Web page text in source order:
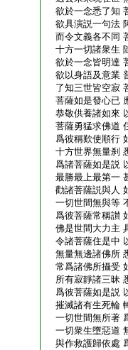
欲於一念悉了知
欲具演説一句法
而令文義各不同
十方一切諸衆生
欲於一念皆明達
欲以身語及意業
了知三世皆空寂
菩薩如是發心已
恭敬供養諸如來
菩薩勇猛求佛道
爲彼稱歎使順行
十方世界無量刹
爲諸菩薩如是説
最勝最上最第一
勸諸菩薩説與人
一切世間無與等
爲彼菩薩常稱讃
佛是世間大力主
令諸菩薩住是中
無量無邊諸佛所
常爲諸佛所攝受
所有寂靜諸三昧
爲彼菩薩如是説
摧滅諸有生死輪
一切世間無所著
一切衆生墮惡道
與作救護歸依處